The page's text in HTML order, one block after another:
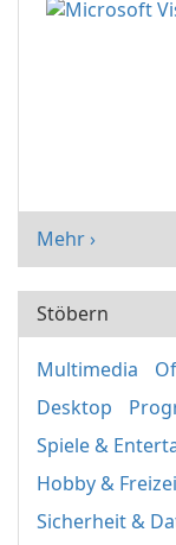
Mehr ›
Stöbern
Multimedia
Desktop
Spiele &
Hobby &
Sicherheit &